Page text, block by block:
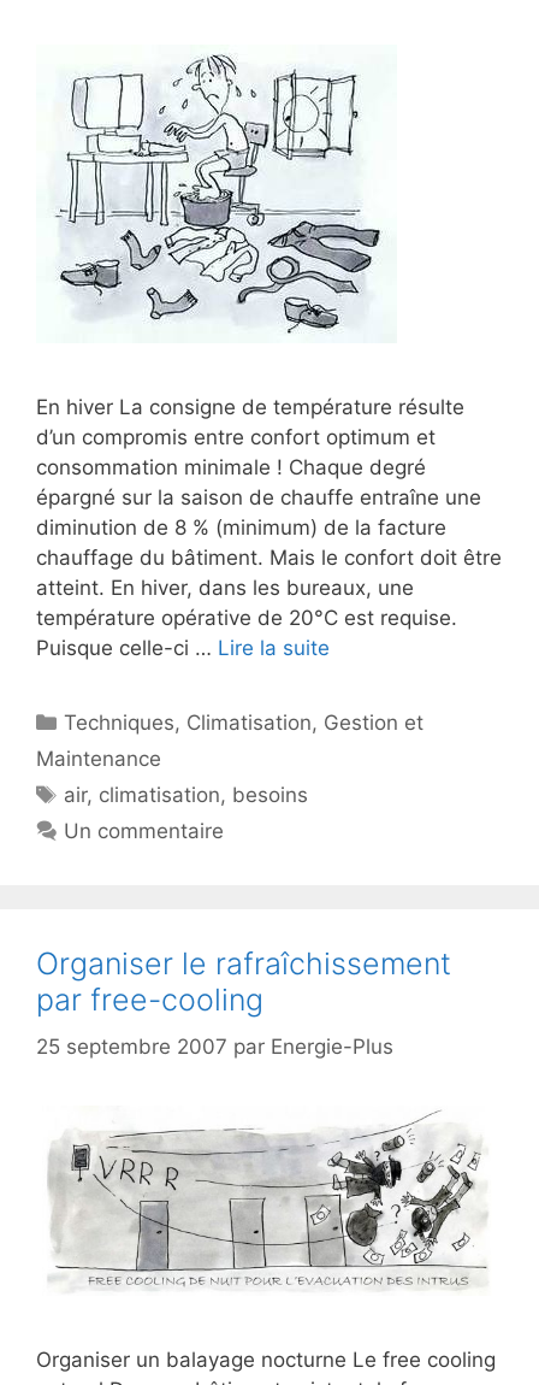
En hiver La consigne de température résulte
d’un compromis entre confort optimum et
consommation minimale ! Chaque degré
épargné sur la saison de chauffe entraîne une
diminution de 8 % (minimum) de la facture
chauffage du bâtiment. Mais le confort doit être
atteint. En hiver, dans les bureaux, une
température opérative de 20°C est requise.
Puisque celle-ci … Lire la suite
Catégories
Techniques, Climatisation, Gestion et
Maintenance
Étiquettes
air, climatisation, besoins
Un commentaire
Organiser le rafraîchissement
par free-cooling
25 septembre 2007 par Energie-Plus
Organiser un balayage nocturne Le free cooling